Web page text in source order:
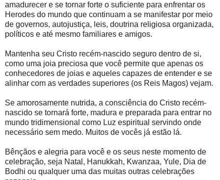
amadurecer e se tornar forte o suficiente para enfrentar os
Herodes do mundo que continuam a se manifestar por meio
de governos, autojustiça, leis, doutrina religiosa organizada,
políticos e até mesmo familiares e amigos.
Mantenha seu Cristo recém-nascido seguro dentro de si,
como uma joia preciosa que você permite que apenas os
conhecedores de joias e aqueles capazes de entender e se
alinhar com as verdades superiores (os Reis Magos) vejam.
Se amorosamente nutrida, a consciência do Cristo recém-
nascido se tornará forte, madura e preparada para entrar no
mundo tridimensional como Luz espiritual servindo onde
necessário sem medo. Muitos de vocês já estão lá.
Bênçãos e alegria para você e os seus neste momento de
celebração, seja Natal, Hanukkah, Kwanzaa, Yule, Dia de
Bodhi ou qualquer uma das muitas outras celebrações